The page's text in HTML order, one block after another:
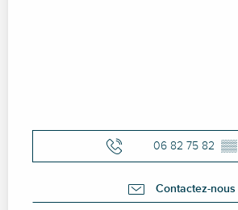
06 82 75 82 ▒▒
Contactez-nous